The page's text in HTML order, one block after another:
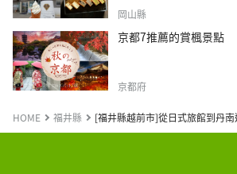
岡山縣
京都7推薦的賞楓景點
京都府
HOME 福井縣 [福井縣越前市]從日式旅館到丹